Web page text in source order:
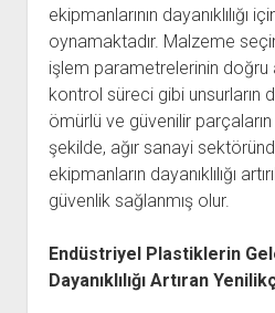
ekipmanlarının dayanıklılığı
oynamaktadır. Malzeme
işlem parametrelerinin doğru
kontrol süreci gibi unsurların
ömürlü ve güvenilir
şekilde, ağır sanayi
ekipmanların dayanıklılığı
güvenlik sağlanmış olur.
Endüstriyel Plastiklerin
Dayanıklılığı Artıran